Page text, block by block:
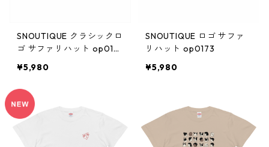
SNOUTIQUE クラシックロ
ゴ サファリハット op017
¥5,980
SNOUTIQUE ロゴ サファ
リハット op0173
¥5,980